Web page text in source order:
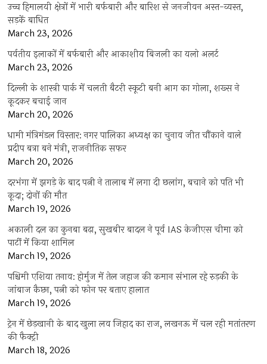
उच्च हिमालयी क्षेत्रों में भारी बर्फबारी और बारिश से जनजीवन अस्त-व्यस्त,
सड़कें बाधित
March 23, 2026
पर्वतीय इलाकों में बर्फबारी और आकाशीय बिजली का यलो अलर्ट
March 23, 2026
दिल्ली के शास्त्री पार्क में चलती बैटरी स्कूटी बनी आग का गोला, शख्स ने
कूदकर बचाई जान
March 20, 2026
धामी मंत्रिमंडल विस्तार: नगर पालिका अध्यक्ष का चुनाव जीत चौंकाने वाले
प्रदीप बत्रा बने मंत्री, राजनीतिक सफर
March 20, 2026
दरभंगा में झगड़े के बाद पत्नी ने तालाब में लगा दी छलांग, बचाने को पति भी
कूदा; दोनों की मौत
March 19, 2026
अकाली दल का कुनबा बढ़ा, सुखबीर बादल ने पूर्व IAS केजीएस चीमा को
पार्टी में किया शामिल
March 19, 2026
पश्चिमी एशिया तनाव: होर्मुज में तेल जहाज की कमान संभाल रहे रुड़की के
जांबाज कैप्टन, पत्नी को फोन पर बताए हालात
March 19, 2026
ट्रेन में छेड़खानी के बाद खुला लव जिहाद का राज, लखनऊ में चल रही मतांतरण
की फैक्ट्री
March 18, 2026